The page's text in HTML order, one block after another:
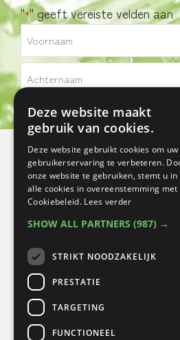
"*" geeft vereiste velden aan
Naam
*
Achternaam
Omschrijving
klachten/wensen
Kies
een
en
tijden
Deze website maakt
gebruik van cookies.
Deze website gebruikt cookies om uw
gebruikerservaring te verbeteren.
onze website te gebruiken, stemt u in
alle cookies in overeenstemming met
Cookiebeleid. Lees verder
SHOW ALL PARTNERS (987) →
STRIKT NOODZAKELIJK
PRESTATIE
TARGETING
FUNCTIONEEL